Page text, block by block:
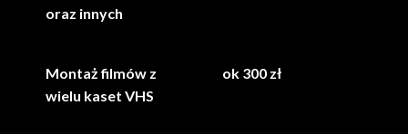
oraz innych
Montaż filmów z
wielu kaset VHS
ok 300 zł